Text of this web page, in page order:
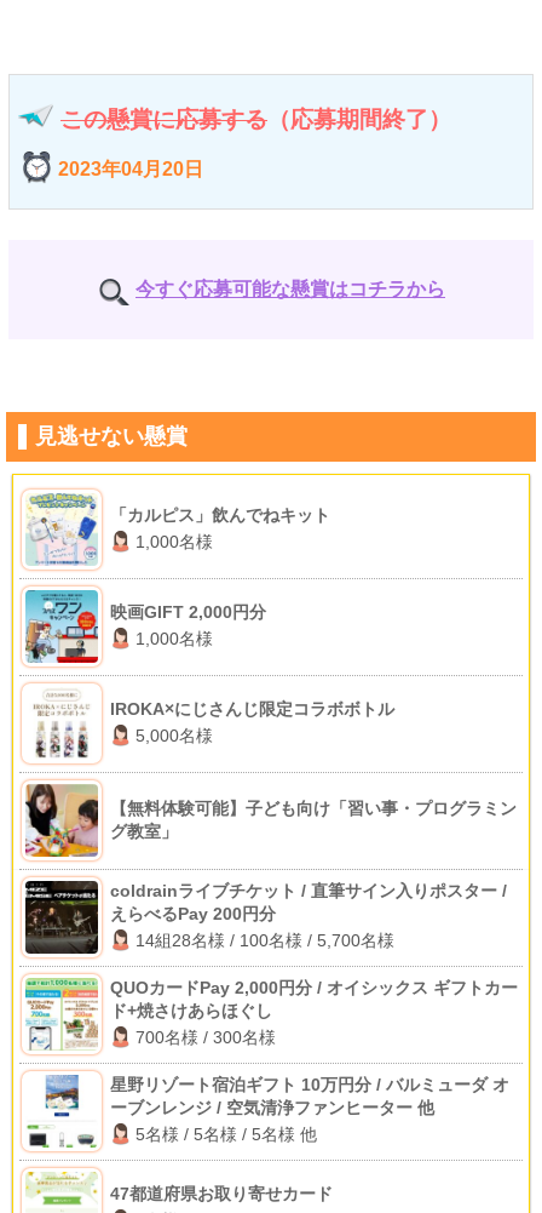
この懸賞に応募する （応募期間終了）
2023年04月20日
今すぐ応募可能な懸賞はコチラから
見逃せない懸賞
「カルピス」飲んでねキット
1,000名様
映画GIFT 2,000円分
1,000名様
IROKA×にじさんじ限定コラボボトル
5,000名様
【無料体験可能】子ども向け「習い事・プログラミン
グ教室」
coldrainライブチケット / 直筆サイン入りポスター /
えらべるPay 200円分
14組28名様 / 100名様 / 5,700名様
QUOカードPay 2,000円分 / オイシックス ギフトカー
ド+焼さけあらほぐし
700名様 / 300名様
星野リゾート宿泊ギフト 10万円分 / バルミューダ オ
ーブンレンジ / 空気清浄ファンヒーター 他
5名様 / 5名様 / 5名様 他
47都道府県お取り寄せカード